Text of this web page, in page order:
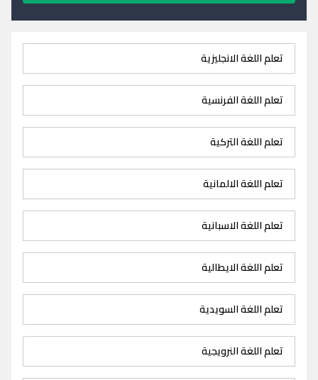
تعلم اللغة الانجليزية
تعلم اللغة الفرنسية
تعلم اللغة التركية
تعلم اللغة الالمانية
تعلم اللغة الاسبانية
تعلم اللغة الايطالية
تعلم اللغة السويدية
تعلم اللغة النرويجية